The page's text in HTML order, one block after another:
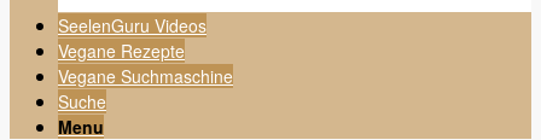
SeelenGuru Videos
Vegane Rezepte
Vegane Suchmaschine
Suche
Menu